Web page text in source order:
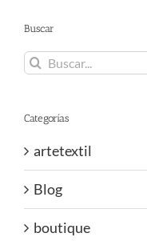
Buscar
Buscar:
Categorías
artetextil
Blog
boutique